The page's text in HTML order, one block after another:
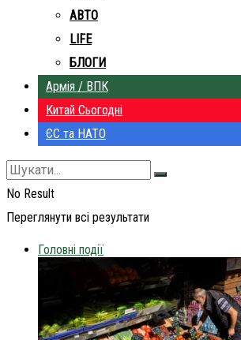
АВТО
LIFE
БЛОГИ
Армія / ВПК
Китай Сьогодні
ЄС та НАТО
No Result
Переглянути всі результати
Головні події